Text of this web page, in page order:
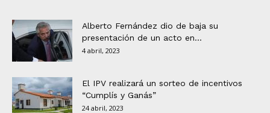
Alberto Fernández dio de baja su
presentación de un acto en...
4 abril, 2023
El IPV realizará un sorteo de incentivos
“Cumplís y Ganás”
24 abril, 2023